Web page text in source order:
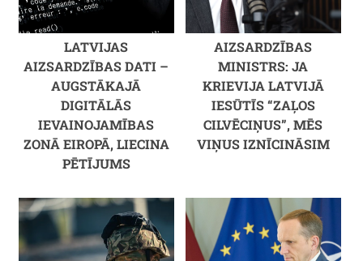
LATVIJAS
AIZSARDZĪBAS DATI –
AUGSTĀKAJĀ
DIGITĀLĀS
IEVAINOJAMĪBAS
ZONĀ EIROPĀ, LIECINA
PĒTĪJUMS
AIZSARDZĪBAS
MINISTRS: JA
KRIEVIJA LATVIJĀ
IESŪTĪS “ZAĻOS
CILVĒCIŅUS”, MĒS
VIŅUS IZNĪCINĀSIM